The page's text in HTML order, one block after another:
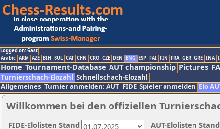
Logged on: Gast
Arabic ARM AZE BIH BUL CAT CHN CRO CZE DEN ENG ESP FAI FIN FRA GER GRE INA
Home Tournament-Database AUT championship Pictures
Turnierschach-Elozahl Schnellschach-Elozahl
Allgemeines Turnier anmelden: AUT FIDE Spieler anmelden Elo
Willkommen bei den offiziellen
AUT-Elolisten
FIDE-Elolisten Stand